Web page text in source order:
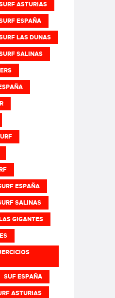
ASTURIAS
ESPAÑA
LAS DUNAS
SALINAS
ESPAÑA
SALINAS
GIGANTES
SUF ESPAÑA
ASTURIAS